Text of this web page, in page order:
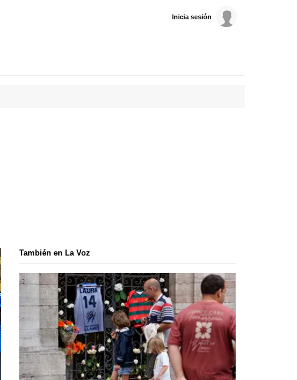
Inicia sesión
También en La Voz